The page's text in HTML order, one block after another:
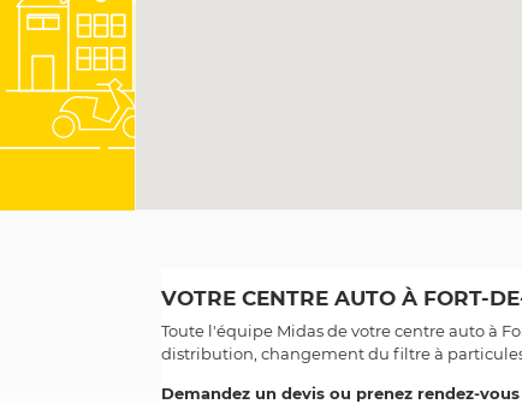
VOTRE CENTRE AUTO À FORT-
Toute l'équipe Midas de votre centre auto à
distribution, changement du filtre à
Demandez un devis ou prenez rendez-vous